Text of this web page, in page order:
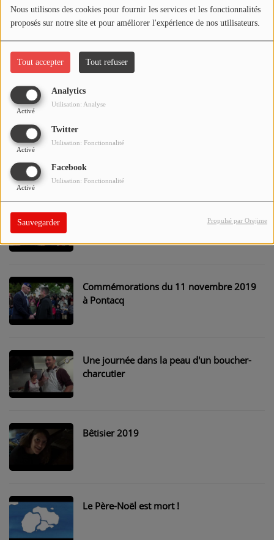
Nous utilisons des cookies pour fournir les services et les fonctionnalités
proposés sur notre site et pour améliorer l'expérience de nos utilisateurs.
Tout accepter Tout refuser
Analytics
Activé
Utilisation: Analyse
Twitter
Activé
Utilisation: Fonctionnalité
Facebook
Activé
Utilisation: Fonctionnalité
Sauvegarder Propulsé par Orejime
CONTACT
CINÉPHILIS
ALESIA : une histoire de mains
Commémorations du 11 novembre 2019
à Pontacq
Une journée dans la peau d'un boucher-
charcutier
Bêtisier 2019
Le Père-Noël est mort !